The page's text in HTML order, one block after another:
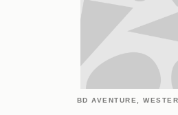
BD AVENTURE,